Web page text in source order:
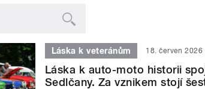
Láska k veteránům 18. červen 2026
Láska k auto-moto historii
Sedlčany. Za vznikem stojí